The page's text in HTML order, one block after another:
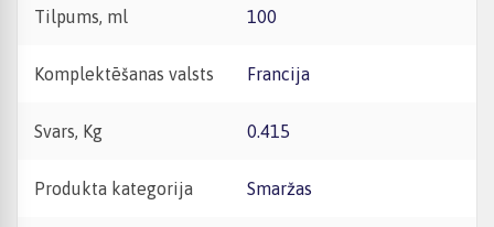
Tilpums, ml 100
Komplektēšanas valsts Francija
Svars, Kg 0.415
Produkta kategorija Smaržas